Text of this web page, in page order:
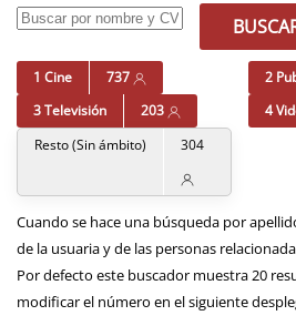
1 Cine 737 2
3 Televisión
203 4
Resto (Sin ámbito)
304
Cuando se hace una búsqueda por
de la usuaria y de las personas
Por defecto este buscador muestra 20
modificar el número en el siguiente